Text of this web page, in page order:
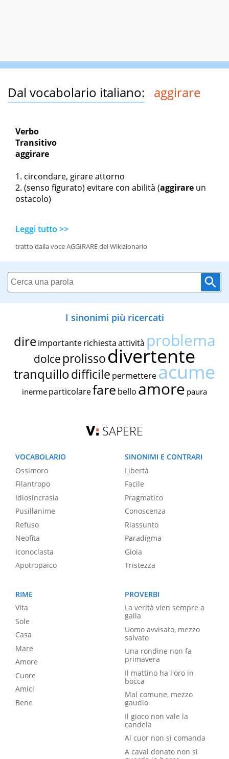
Dal vocabolario italiano: aggirare
Verbo
Transitivo
aggirare
circondare, girare attorno
(senso figurato) evitare con abilità (aggirare un
ostacolo)
Leggi tutto >>
tratto dalla voce AGGIRARE del Wikizionario
I sinonimi più ricercati
dire importante richiestaattività problema
dolce prolissodivertente
tranquillodifficile permettereacume
inerme particolarefare bello amore paura
SAPERE
VOCABOLARIO
Ossimoro
Filantropo
Idiosincrasia
Pusillanime
Refuso
Neofita
Iconoclasta
Apotropaico
SINONIMI E CONTRARI
Libertà
Facile
Pragmatico
Conoscenza
Riassunto
Paradigma
Gioia
Tristezza
RIME
Vita
Sole
Casa
Mare
Amore
Cuore
Amici
Bene
PROVERBI
La verità vien sempre a
galla
Uomo avvisato, mezzo
salvato
Una rondine non fa
primavera
Il mattino ha l'oro in
bocca
Mal comune, mezzo
gaudio
Il gioco non vale la
candela
Al cuor non si comanda
A caval donato non si